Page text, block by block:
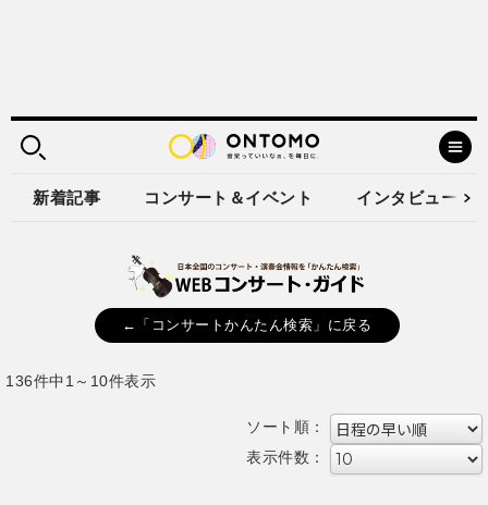
新着記事 コンサート＆イベント インタビュー
←「コンサートかんたん検索」に戻る
136件中1～10件表示
ソート順：
表示件数：